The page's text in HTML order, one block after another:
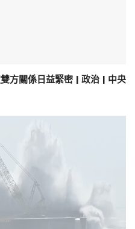
方關係日益緊密 | 政治 | 中央